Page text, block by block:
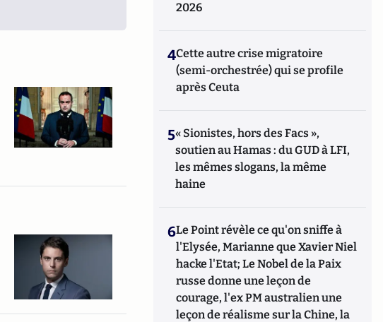
2026
4Cette autre crise migratoire
(semi-orchestrée) qui se profile
après Ceuta
5« Sionistes, hors des Facs »,
soutien au Hamas : du GUD à LFI,
les mêmes slogans, la même
haine
6Le Point révèle ce qu'on sniffe à
l'Elysée, Marianne que Xavier Niel
hacke l'Etat; Le Nobel de la Paix
russe donne une leçon de
courage, l'ex PM australien une
leçon de réalisme sur la Chine, la